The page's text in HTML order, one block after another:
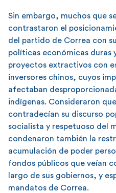
Sin embargo, muchos que
contrastaron el
del partido de Correa con
políticas económicas duras
proyectos extractivos con
inversores chinos, cuyos
afectaban
indígenas. Consideraron
contradecían su discurso
socialista y respetuoso del
condenaron también la
acumulación de poder
fondos públicos que veían
largo de sus gobiernos, y
mandatos de Correa.